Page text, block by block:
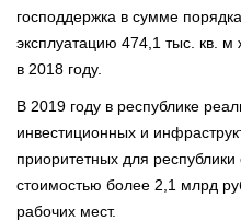
господдержка в сумме
эксплуатацию 474,1 тыс. кв.
в 2018 году.
В 2019 году в республике
инвестиционных и
приоритетных для
стоимостью более 2,1 млрд
рабочих мест.